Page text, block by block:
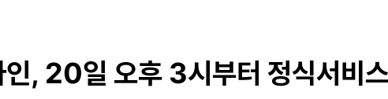
, 20일 오후 3시부터 정식서비